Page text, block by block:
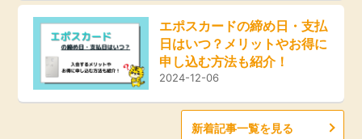
エポスカードの締め日・支払
日はいつ？メリットやお得に
申し込む方法も紹介！
2024-12-06
新着記事一覧を見る